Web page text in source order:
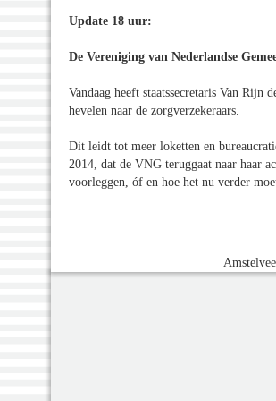
Update 18 uur:
De Vereniging van Nederlandse
Vandaag heeft staatssecretaris Van
hevelen naar de zorgverzekeraars.
Dit leidt tot meer loketten en
2014, dat de VNG teruggaat naar haar
voorleggen, óf en hoe het nu verder